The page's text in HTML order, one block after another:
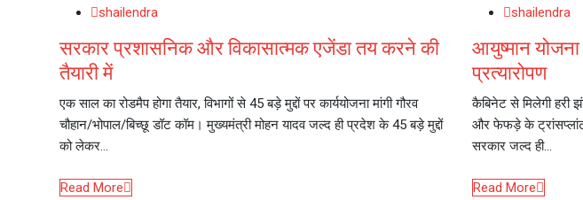
shailendra
सरकार प्रशासनिक और विकासात्मक एजेंडा तय करने की
तैयारी में
एक साल का रोडमैप होगा तैयार, विभागों से 45 बड़े मुद्दों पर कार्ययोजना मांगी गौरव
चौहान/भोपाल/बिच्छू डॉट कॉम। मुख्यमंत्री मोहन यादव जल्द ही प्रदेश के 45 बड़े मुद्दों
को लेकर…
Read More
shailendra
आयुष्मान
प्रत्यारोपण
कैबिनेट से मिलेगी हरी
और फेफड़े के
सरकार जल्द ही…
Read More